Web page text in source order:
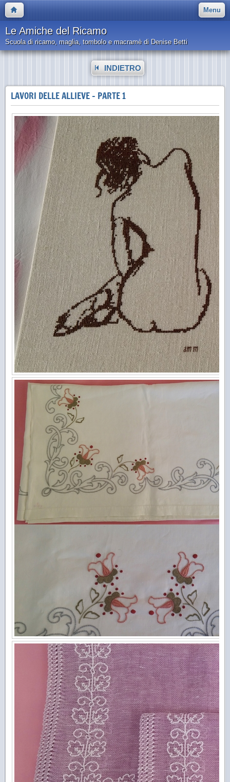
Menu
Le Amiche del Ricamo
Scuola di ricamo, maglia, tombolo e macramè di Denise Betti
INDIETRO
LAVORI DELLE ALLIEVE - PARTE 1